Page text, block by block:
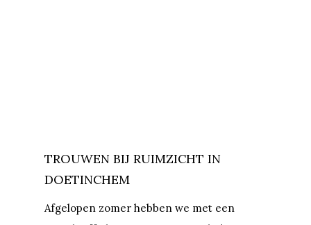
TROUWEN BIJ RUIMZICHT IN
DOETINCHEM
Afgelopen zomer hebben we met een